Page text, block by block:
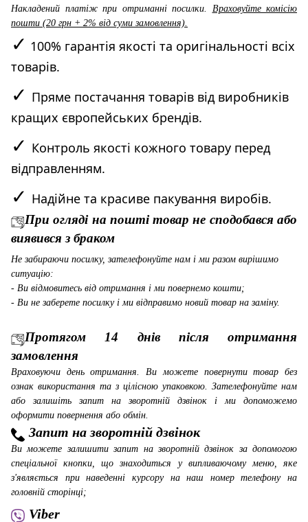
Накладений платіж при отриманні посилки. Враховуйте комісію
пошти (20 грн + 2% від суми замовлення).
✓ 100% гарантія якості та оригінальності всіх
товарів.
✓ Пряме постачання товарів від виробників
кращих європейських брендів.
✓ Контроль якості кожного товару перед
відправленням.
✓ Надійне та красиве пакування виробів.
При огляді на пошті товар не сподобався або
виявився з браком
Не забираючи посилку, зателефонуйте нам і ми разом вирішимо
ситуацію:
- Ви відмовитесь від отримання і ми повернемо кошти;
- Ви не заберете посилку і ми відправимо новий товар на заміну.
Протягом 14 днів після отримання
замовлення
Враховуючи день отримання. Ви можете повернути товар без
ознак використання та з цілісною упаковкою. Зателефонуйте нам
або залишіть запит на зворотній дзвінок і ми допоможемо
оформити повернення або обмін.
Запит на зворотній дзвінок
Ви можете залишити запит на зворотній дзвінок за допомогою
спеціальної кнопки, що знаходиться у випливаючому меню, яке
з'являється при наведенні курсору на наш номер телефону на
головній сторінці;
Viber